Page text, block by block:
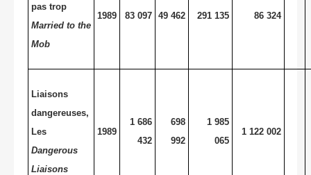
pas trop
Married to the
Mob
1989 83 097 49 462 291 135 86 324
Liaisons
dangereuses,
Les
Dangerous
Liaisons
1989
1 686
432
698
992
1 985
065
1 122 002